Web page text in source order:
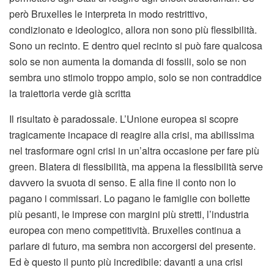
però Bruxelles le interpreta in modo restrittivo,
condizionato e ideologico, allora non sono più flessibilità.
Sono un recinto. E dentro quel recinto si può fare qualcosa
solo se non aumenta la domanda di fossili, solo se non
sembra uno stimolo troppo ampio, solo se non contraddice
la traiettoria verde già scritta
Il risultato è paradossale. L’Unione europea si scopre
tragicamente incapace di reagire alla crisi, ma abilissima
nel trasformare ogni crisi in un’altra occasione per fare più
green. Blatera di flessibilità, ma appena la flessibilità serve
davvero la svuota di senso. E alla fine il conto non lo
pagano i commissari. Lo pagano le famiglie con bollette
più pesanti, le imprese con margini più stretti, l’industria
europea con meno competitività. Bruxelles continua a
parlare di futuro, ma sembra non accorgersi del presente.
Ed è questo il punto più incredibile: davanti a una crisi